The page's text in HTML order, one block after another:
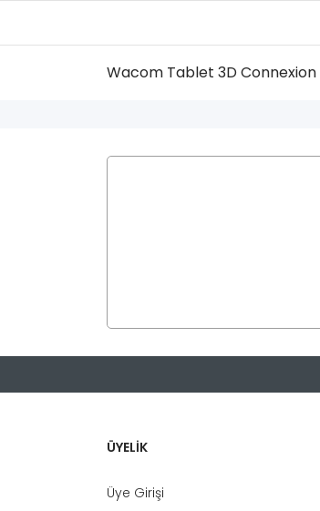
Wacom Tablet 3D Connexion
ÜYELİK
Üye Girişi